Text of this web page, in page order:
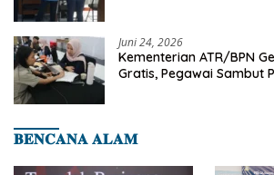
Juni 24, 2026
Kementerian ATR/BPN
Gratis, Pegawai Sambut
𝐁𝐄𝐍𝐂𝐀𝐍𝐀 𝐀𝐋𝐀𝐌